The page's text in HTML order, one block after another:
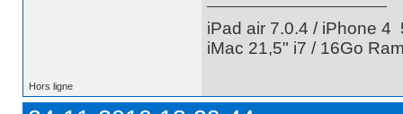
iPad air 7.0.4 / iPhone 4
iMac 21,5" i7 / 16Go
Hors ligne